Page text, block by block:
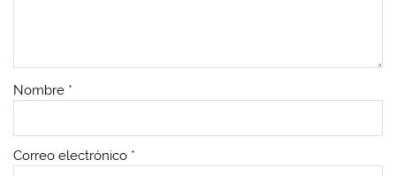
Nombre *
Correo electrónico *